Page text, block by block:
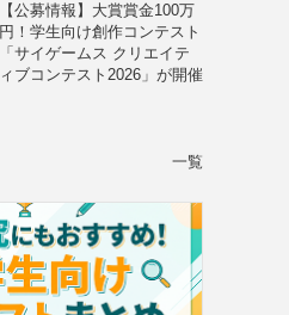
【公募情報】大賞賞金100万
円！学生向け創作コンテスト
「サイゲームス クリエイテ
ィブコンテスト2026」が開催
一覧